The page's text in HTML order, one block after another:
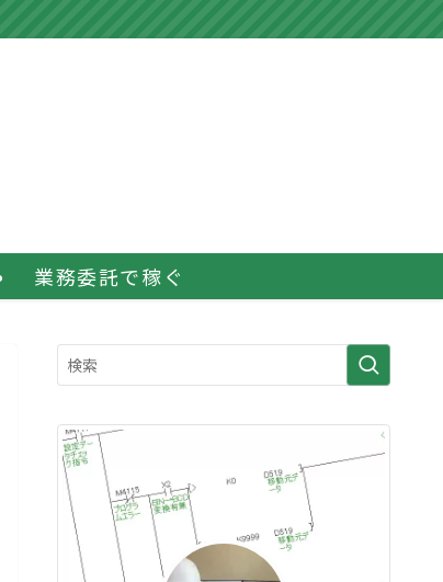
業務委託で稼ぐ